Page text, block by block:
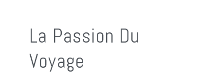
La Passion Du
Voyage